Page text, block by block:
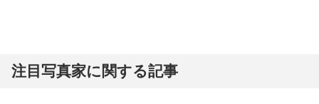
注⽬写真家に関する記事